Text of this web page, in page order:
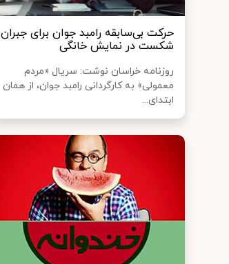
حرکت بی‌سابقه رامبد جوان برای جبران
شکست در نمایش‌ خانگی
روزنامه خراسان نوشت: سریال «مردم
معمولی» به کارگردانی رامبد جوان، از همان
ابتدای...